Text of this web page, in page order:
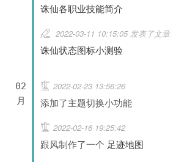
诛仙各职业技能简介
2022-03-11 10:15:05 发表了文章
诛仙状态图标小测验
02
月
2022-02-23 13:56:26
添加了主题切换小功能
2022-02-16 19:25:42
跟风制作了一个 足迹地图